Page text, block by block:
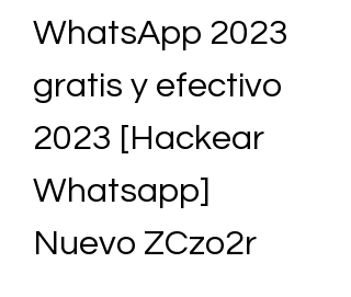
WhatsApp 2023
gratis y efectivo
2023 [Hackear
Whatsapp]
Nuevo ZCzo2r